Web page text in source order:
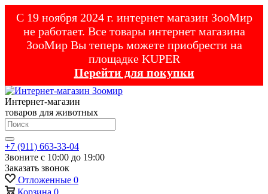
С 19 ноября 2024 г. интернет магазин ЗооМир
не работает. Все товары интернет магазина
ЗооМир Вы теперь можете приобрести на
площадке KUPER
Перейти для покупки
Интернет-магазин
товаров для животных
+7 (911) 663-33-04
Звоните с 10:00 до 19:00
Заказать звонок
Отложенные 0
Корзина 0